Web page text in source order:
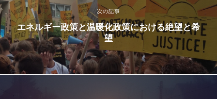
次の記事
エネルギー政策と温暖化政策における絶望と希
望